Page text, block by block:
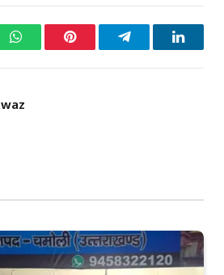
WhatsAppPinterest Telegram